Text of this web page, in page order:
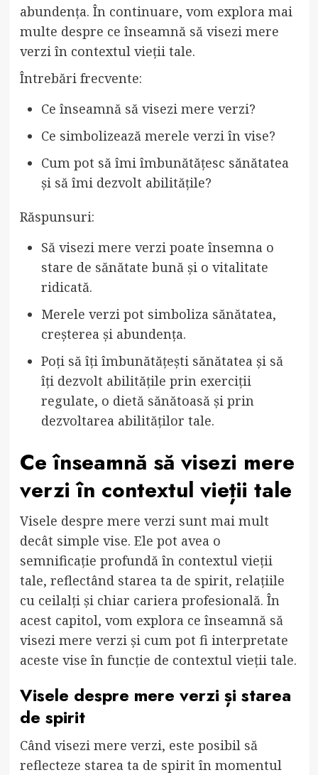
abundența. În continuare, vom explora mai
multe despre ce înseamnă să visezi mere
verzi în contextul vieții tale.
Întrebări frecvente:
Ce înseamnă să visezi mere verzi?
Ce simbolizează merele verzi în vise?
Cum pot să îmi îmbunătățesc sănătatea
și să îmi dezvolt abilitățile?
Răspunsuri:
Să visezi mere verzi poate însemna o
stare de sănătate bună și o vitalitate
ridicată.
Merele verzi pot simboliza sănătatea,
creșterea și abundența.
Poți să îți îmbunătățești sănătatea și să
îți dezvolt abilitățile prin exerciții
regulate, o dietă sănătoasă și prin
dezvoltarea abilităților tale.
Ce înseamnă să visezi mere
verzi în contextul vieții tale
Visele despre mere verzi sunt mai mult
decât simple vise. Ele pot avea o
semnificație profundă în contextul vieții
tale, reflectând starea ta de spirit, relațiile
cu ceilalți și chiar cariera profesională. În
acest capitol, vom explora ce înseamnă să
visezi mere verzi și cum pot fi interpretate
aceste vise în funcție de contextul vieții tale.
Visele despre mere verzi și starea
de spirit
Când visezi mere verzi, este posibil să
reflecteze starea ta de spirit în momentul